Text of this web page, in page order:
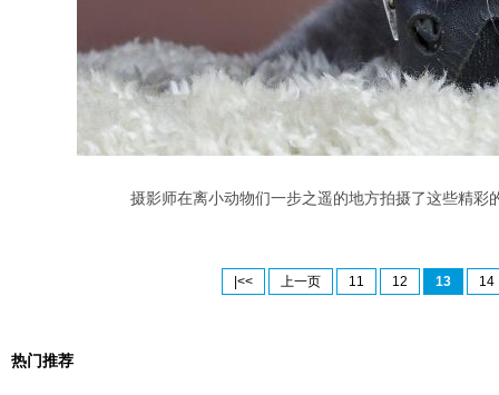
摄影师在离小动物们一步之遥的地方拍摄了这些精彩
|<< 上一页 11 12 13 14
热门推荐